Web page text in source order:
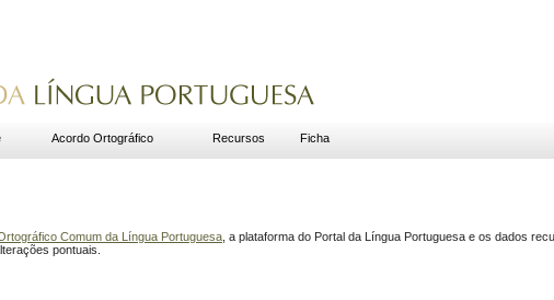
Acordo Ortográfico Recursos Ficha
Comum da Língua Portuguesa , a plataforma do Portal da Língua Portuguesa e os dados
pontuais.